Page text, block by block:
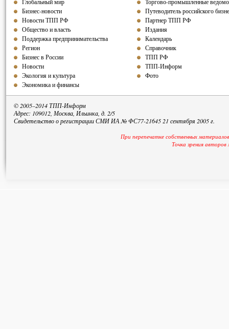
Бизнес-новости
Новости ТПП РФ
Общество и власть
Поддержка предпринимательства
Регион
Бизнес в России
Новости
Экология и культура
Экономика и финансы
Путеводитель российского
Партнер ТПП РФ
Издания
Календарь
Справочник
ТПП РФ
ТПП-Информ
Фото
© 2005–2014 ТПП-Информ
Адрес: 109012, Москва, Ильинка, д. 2/5
Свидетельство о регистрации СМИ ИА № ФС77-21645 21 сентября 2005 г.
При перепечатке собственных
Точка зрения